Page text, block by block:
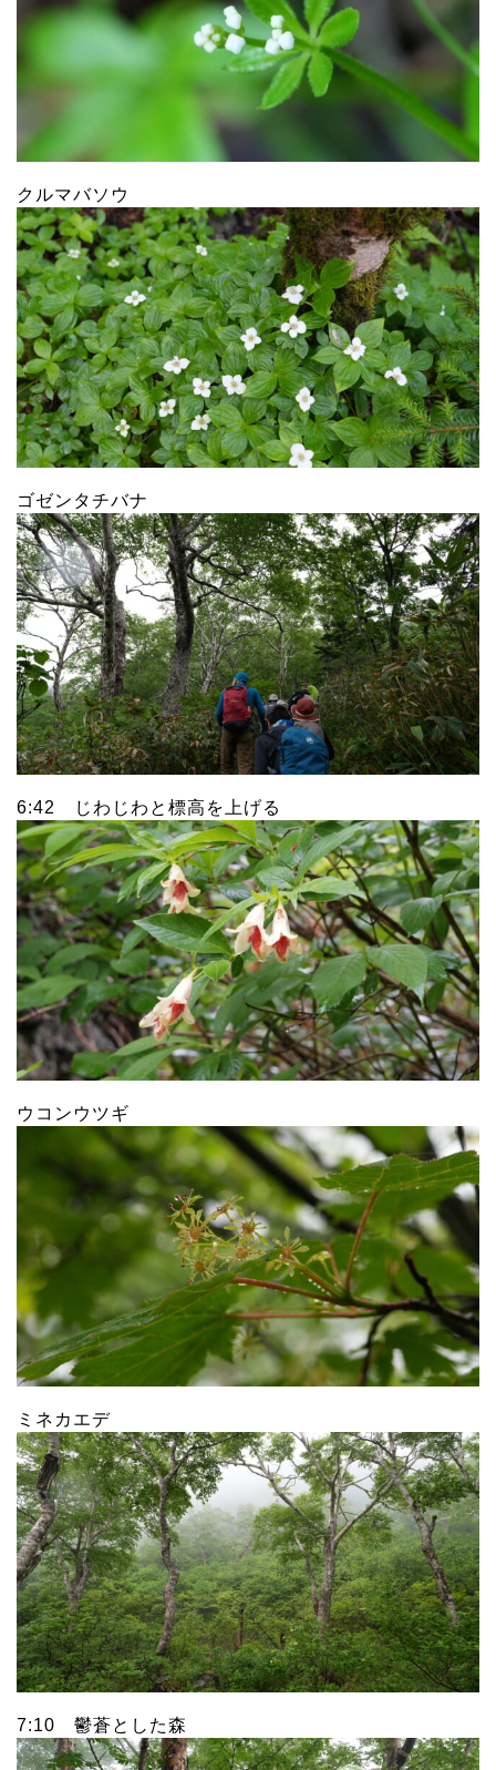
クルマバソウ
ゴゼンタチバナ
6:42 じわじわと標高を上げる
ウコンウツギ
ミネカエデ
7:10 鬱蒼とした森